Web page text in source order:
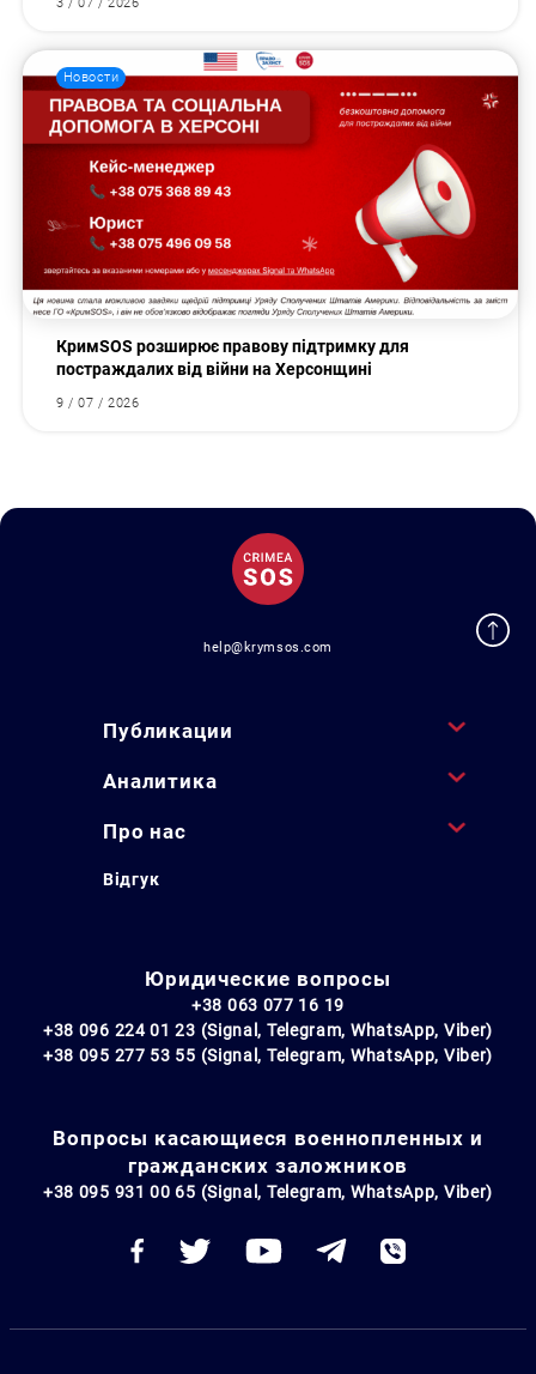
3 / 07 / 2026
Новости
КримSOS розширює правову підтримку для
постраждалих від війни на Херсонщині
9 / 07 / 2026
help@krymsos.com
Публикации
Аналитика
Про нас
Відгук
Юридические вопросы
+38 063 077 16 19
+38 096 224 01 23 (Signal, Telegram, WhatsApp, Viber)
+38 095 277 53 55 (Signal, Telegram, WhatsApp, Viber)
Вопросы касающиеся военнопленных и
гражданских заложников
+38 095 931 00 65 (Signal, Telegram, WhatsApp, Viber)